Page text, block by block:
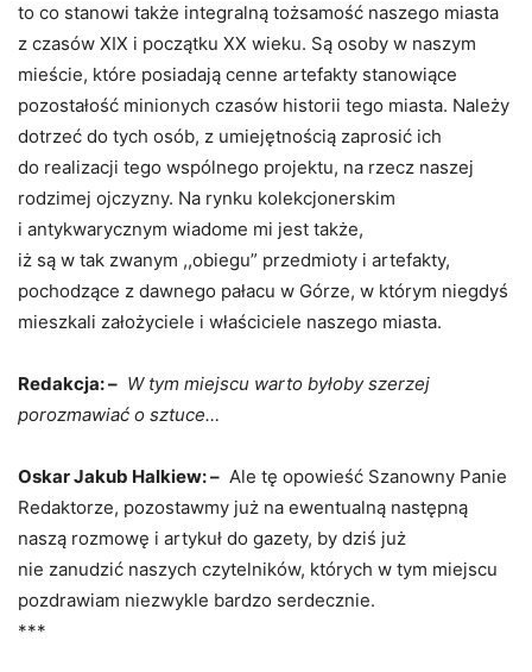
to co stanowi także integralną tożsamość naszego miasta
z czasów XIX i początku XX wieku. Są osoby w naszym
mieście, które posiadają cenne artefakty stanowiące
pozostałość minionych czasów historii tego miasta. Należy
dotrzeć do tych osób, z umiejętnością zaprosić ich
do realizacji tego wspólnego projektu, na rzecz naszej
rodzimej ojczyzny. Na rynku kolekcjonerskim
i antykwarycznym wiadome mi jest także,
iż są w tak zwanym ,,obiegu” przedmioty i artefakty,
pochodzące z dawnego pałacu w Górze, w którym niegdyś
mieszkali założyciele i właściciele naszego miasta.
Redakcja: – W tym miejscu warto byłoby szerzej
porozmawiać o sztuce…
Oskar Jakub Halkiew: – Ale tę opowieść Szanowny Panie
Redaktorze, pozostawmy już na ewentualną następną
naszą rozmowę i artykuł do gazety, by dziś już
nie zanudzić naszych czytelników, których w tym miejscu
pozdrawiam niezwykle bardzo serdecznie.
***